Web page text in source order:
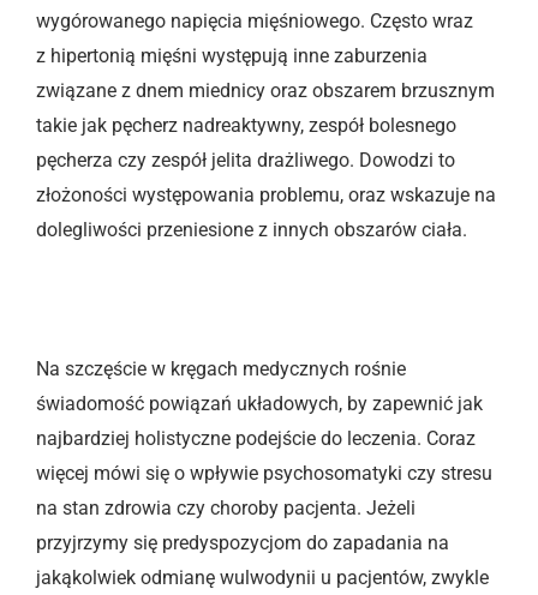
wygórowanego napięcia mięśniowego. Często wraz
z hipertonią mięśni występują inne zaburzenia
związane z dnem miednicy oraz obszarem brzusznym
takie jak pęcherz nadreaktywny, zespół bolesnego
pęcherza czy zespół jelita drażliwego. Dowodzi to
złożoności występowania problemu, oraz wskazuje na
dolegliwości przeniesione z innych obszarów ciała.
Na szczęście w kręgach medycznych rośnie
świadomość powiązań układowych, by zapewnić jak
najbardziej holistyczne podejście do leczenia. Coraz
więcej mówi się o wpływie psychosomatyki czy stresu
na stan zdrowia czy choroby pacjenta. Jeżeli
przyjrzymy się predyspozycjom do zapadania na
jakąkolwiek odmianę wulwodynii u pacjentów, zwykle